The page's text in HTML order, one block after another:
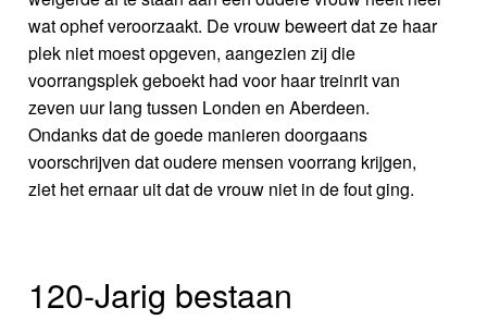
wat ophef veroorzaakt. De vrouw beweert dat ze haar
plek niet moest opgeven, aangezien zij die
voorrangsplek geboekt had voor haar treinrit van
zeven uur lang tussen Londen en Aberdeen.
Ondanks dat de goede manieren doorgaans
voorschrijven dat oudere mensen voorrang krijgen,
ziet het ernaar uit dat de vrouw niet in de fout ging.
120-Jarig bestaan